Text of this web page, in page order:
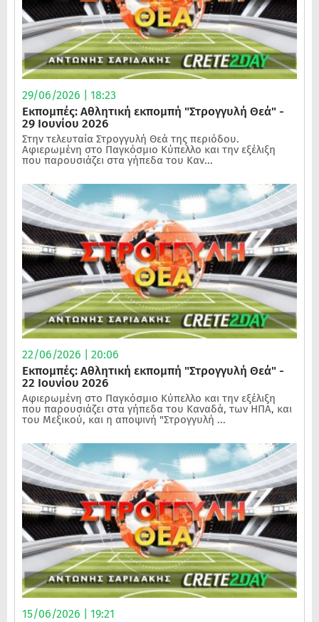
29/06/2026 | 18:23
Εκπομπές: Αθλητική εκπομπή "Στρογγυλή Θεά" -
29 Ιουνίου 2026
Στην τελευταία Στρογγυλή Θεά της περιόδου.
Αφιερωμένη στο Παγκόσμιο Κύπελλο και την εξέλιξη
που παρουσιάζει στα γήπεδα του Καν...
22/06/2026 | 20:06
Εκπομπές: Αθλητική εκπομπή "Στρογγυλή Θεά" -
22 Ιουνίου 2026
Αφιερωμένη στο Παγκόσμιο Κύπελλο και την εξέλιξη
που παρουσιάζει στα γήπεδα του Καναδά, των ΗΠΑ, και
του Μεξικού, και η αποψινή "Στρογγυλή ...
15/06/2026 | 19:21